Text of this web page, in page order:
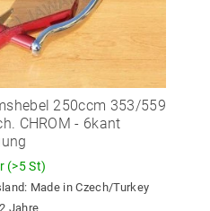
250ccm 353/559
CHROM - 6kant
(>5 St)
Made in Czech/Turkey
Jahre